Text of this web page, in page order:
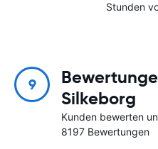
Stunden
9
Silkeborg
Kunden bewerten
8197 Bewertungen